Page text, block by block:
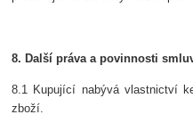
8. Další práva a povinnosti
8.1 Kupující nabývá vlastnictví
zboží.